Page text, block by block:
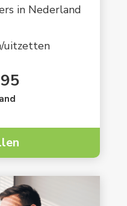
in Nederland
uitzetten